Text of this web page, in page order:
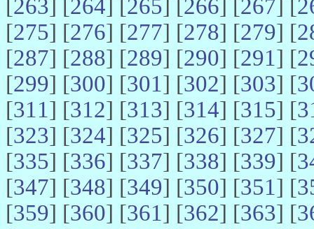
[263] [264] [265] [266] [267] [
[275] [276] [277] [278] [279] [
[287] [288] [289] [290] [291] [
[299] [300] [301] [302] [303] [
[311] [312] [313] [314] [315] [
[323] [324] [325] [326] [327] [
[335] [336] [337] [338] [339] [
[347] [348] [349] [350] [351] [
[359] [360] [361] [362] [363] [